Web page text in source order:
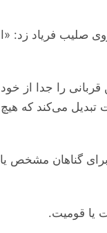
صلیب فریاد زد:
را جدا از
می‌‌کند که هیچ
گناهان مشخص
یا قومیت.